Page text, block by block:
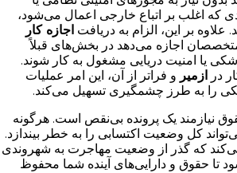
که اغلب بر اتباع خارجی اعمال می‌شود،
علاوه بر این، الزام به دریافت اجازه کار
اجازه می‌دهد در بخش‌های قبلاً
یا امنیت دریایی مشغول به کار شوند.
در
ازمیر و فراتر از آن، این امر عملیات
را به طرز چشمگیری تسهیل می‌کند.
نیازمند یک پرونده بی‌نقص است. هرگونه
کل وضعیت اکتسابی را به خطر بیندازد.
که گذر از وضعیت مهاجرت به شهروندی
تا حقوق و دارایی‌های آینده شما محفوظ